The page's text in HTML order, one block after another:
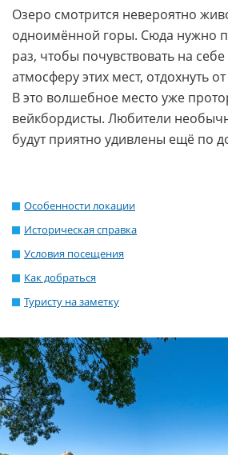
Озеро смотрится невероятно
одноимённой горы. Сюда нужно
раз, чтобы почувствовать на
атмосферу этих мест, отдохнуть
В это волшебное место уже
вейкбордисты. Любители
будут приятно удивлены ещё по
Особенности локации
Историческая справка
Условия посещения
Как добраться
Туристу на заметку